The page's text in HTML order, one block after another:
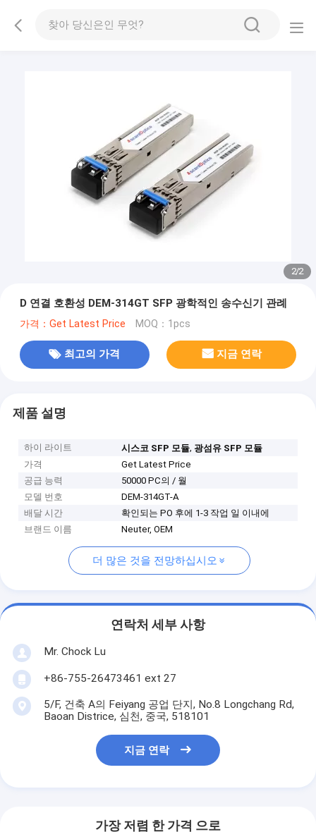
1/2
D 연결 호환성 DEM-314GT SFP 광학적인 송수신기 관례
가격：Get Latest Price MOQ：1pcs
최고의 가격 지금 연락
제품 설명
하이 라이트 시스코 SFP 모듈, 광섬유 SFP 모듈
가격
Get Latest Price
공급 능력
50000 PC의 / 월
모델 번호
DEM-314GT-A
배달 시간
확인되는 PO 후에 1-3 작업 일 이내에
브랜드 이름
Neuter, OEM
더 많은 것을 전망하십시오
연락처 세부 사항
Mr. Chock Lu
+86-755-26473461 ext 27
5/F, 건축 A의 Feiyang 공업 단지, No.8 Longchang Rd,
Baoan Districe, 심천, 중국, 518101
지금 연락
가장 저렴 한 가격 으로